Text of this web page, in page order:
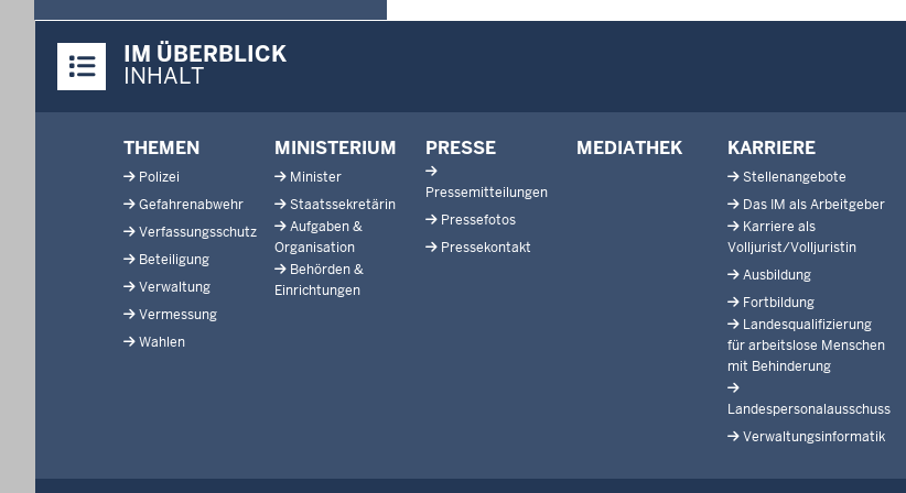
format:
dd.mm.yyyy
Inhalte
IM ÜBERBLICK
INHALT
THEMEN
Polizei
Gefahrenabwehr
Verfassungsschutz
Beteiligung
Verwaltung
Vermessung
Wahlen
MINISTERIUM
Minister
Staatssekretärin
Aufgaben &
Organisation
Behörden &
Einrichtungen
PRESSE
Pressemitteilungen
Pressefotos
Pressekontakt
MEDIATHEK KARRIERE
Stellenangebote
Das IM als Arbeitgeber
Karriere als
Volljurist/Volljuristin
Ausbildung
Fortbildung
Landesqualifizierung
für arbeitslose Menschen
mit Behinderung
Landespersonalausschuss
Verwaltungsinformatik